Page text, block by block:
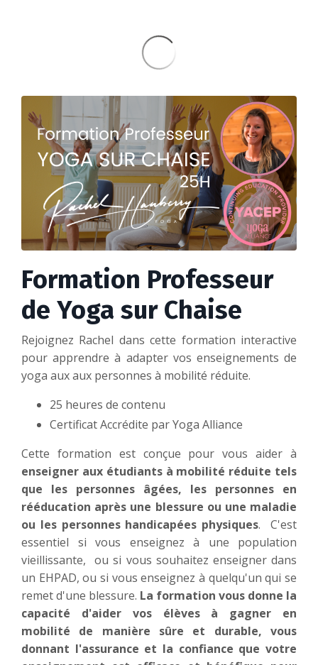
Formation Professeur
de Yoga sur Chaise
Rejoignez Rachel dans cette formation interactive
pour apprendre à adapter vos enseignements de
yoga aux aux personnes à mobilité réduite.
25 heures de contenu
Certificat Accrédite par Yoga Alliance
Cette formation est conçue pour vous aider à
enseigner aux étudiants à mobilité réduite tels
que les personnes âgées, les personnes en
rééducation après une blessure ou une maladie
ou les personnes handicapées physiques. C'est
essentiel si vous enseignez à une population
vieillissante, ou si vous souhaitez enseigner dans
un EHPAD, ou si vous enseignez à quelqu'un qui se
remet d'une blessure. La formation vous donne la
capacité d'aider vos élèves à gagner en
mobilité de manière sûre et durable, vous
donnant l'assurance et la confiance que votre